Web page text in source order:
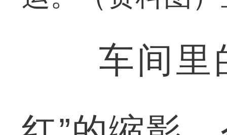
车间里的